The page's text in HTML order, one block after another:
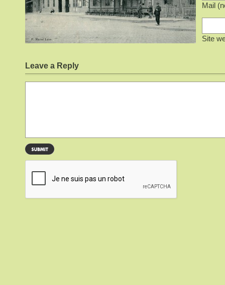
Leave a Reply
Mail
Site